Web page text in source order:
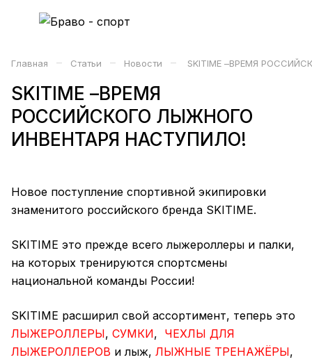
Главная – Статьи – Новости – SKITIME –ВРЕМЯ
SKITIME –ВРЕМЯ
РОССИЙСКОГО ЛЫЖНОГО
ИНВЕНТАРЯ НАСТУПИЛО!
Новое поступление спортивной экипировки
знаменитого российского бренда SKITIME.
SKITIME это прежде всего лыжероллеры и палки,
на которых тренируются спортсмены
национальной команды России!
SKITIME расширил свой ассортимент, теперь это
ЛЫЖЕРОЛЛЕРЫ, СУМКИ, ЧЕХЛЫ ДЛЯ
ЛЫЖЕРОЛЛЕРОВ и лыж, ЛЫЖНЫЕ ТРЕНАЖЁРЫ,